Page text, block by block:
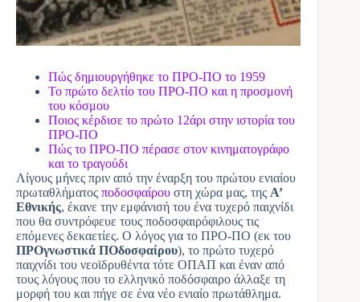
Πώς δημιουργήθηκε το ΠΡΟ-ΠΟ το 1959
Το πρώτο δελτίο του ΠΡΟ-ΠΟ και η προσμονή
του κόσμου
Ποιος κέρδισε το πρώτο 12άρι στην ιστορία του
ΠΡΟ-ΠΟ
Πώς το ΠΡΟ-ΠΟ πέρασε στον κινηματογράφο
και το τραγούδι
Λίγους μήνες πριν από την έναρξη του πρώτου ενιαίου
πρωταθλήματος ποδοσφαίρου στη χώρα μας, της Α’
Εθνικής, έκανε την εμφάνισή του ένα τυχερό παιχνίδι
που θα συντρόφευε τους ποδοσφαιρόφιλους τις
επόμενες δεκαετίες. Ο λόγος για το ΠΡΟ-ΠΟ (εκ του
ΠΡΟγνωστικά ΠΟδοσφαίρου), το πρώτο τυχερό
παιχνίδι του νεοϊδρυθέντα τότε ΟΠΑΠ και έναν από
τους λόγους που το ελληνικό ποδόσφαιρο άλλαξε τη
μορφή του και πήγε σε ένα νέο ενιαίο πρωτάθλημα.